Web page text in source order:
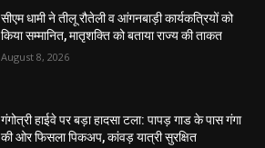
सीएम धामी ने तीलू रौतेली व आंगनबाड़ी कार्यकत्रियों को
किया सम्मानित, मातृशक्ति को बताया राज्य की ताकत
August 8, 2026
गंगोत्री हाईवे पर बड़ा हादसा टला: पापड़ गाड के पास गंगा
की ओर फिसला पिकअप, कांवड़ यात्री सुरक्षित